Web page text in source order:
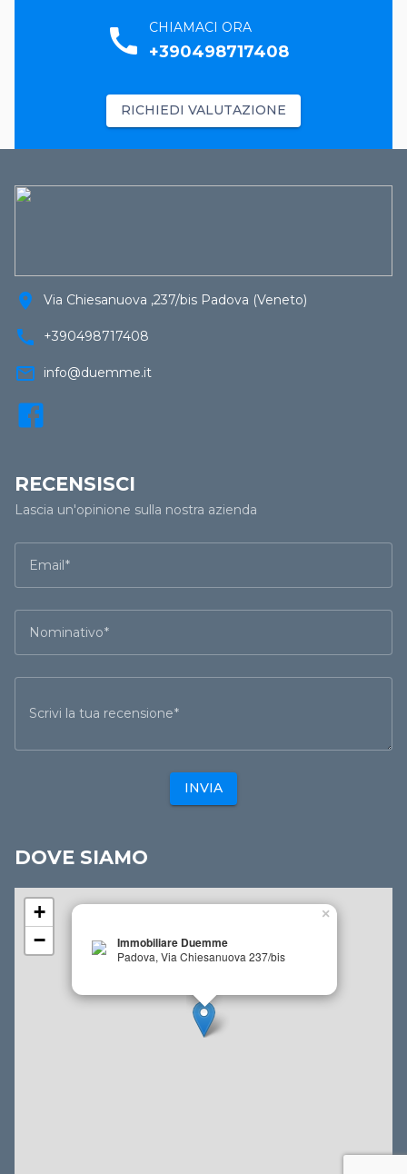
call CHIAMACI ORA
+390498717408
RICHIEDI VALUTAZIONE
location_on Via Chiesanuova ,237/bis Padova (Veneto)
call +390498717408
mail_outline info@duemme.it
RECENSISCI
Lascia un'opinione sulla nostra azienda
Email
Nominativo
Scrivi la tua recensione
INVIA
DOVE SIAMO
Immobiliare Duemme
Padova, Via Chiesanuova 237/bis
×
+
−